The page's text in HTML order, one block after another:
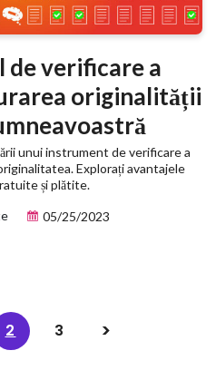
verificare a
originalității
unui instrument de verificare a
Explorați avantajele
și plătite.
05/25/2023
2 3